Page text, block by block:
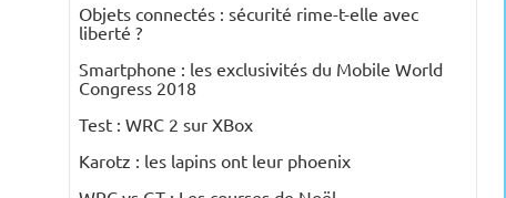
Objets connectés : sécurité rime-t-elle avec
liberté ?
Smartphone : les exclusivités du Mobile World
Congress 2018
Test : WRC 2 sur XBox
Karotz : les lapins ont leur phoenix